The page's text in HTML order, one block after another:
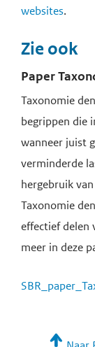
websites.
Zie ook
Paper
Taxonomie
begrippen die
wanneer juist
verminderde
hergebruik
Taxonomie
effectief delen
meer in deze